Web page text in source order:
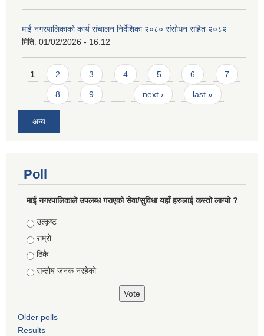
माई नगरपालिकाको कार्य संचालन निर्देशिका २०८० संसोधन सहित २०८२
मिति: 01/02/2026 - 16:12
Pages
1 2 3 4 5 6 7
8 9 next › last »
अन्य
Poll
माई नगरपालिकाले उपलब्ध गराएको सेवा/सुविधा यहाँ हरुलाई कस्तो लाग्यो ?
Choices
उत्कृष्ट
राम्रो
ठिकै
सन्तोष जनक नरहेको
Older polls
Results